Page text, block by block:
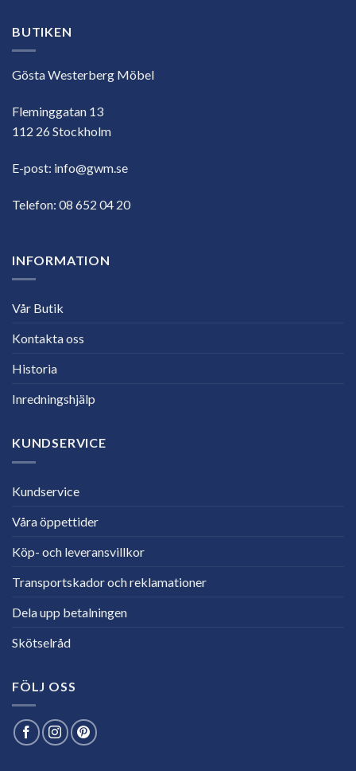
BUTIKEN
Gösta Westerberg Möbel
Fleminggatan 13
112 26 Stockholm
E-post: info@gwm.se
Telefon: 08 652 04 20
INFORMATION
Vår Butik
Kontakta oss
Historia
Inredningshjälp
KUNDSERVICE
Kundservice
Våra öppettider
Köp- och leveransvillkor
Transportskador och reklamationer
Dela upp betalningen
Skötselråd
FÖLJ OSS